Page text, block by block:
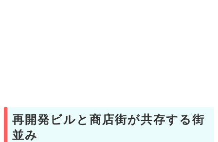
再開発ビルと商店街が共存する街
並み